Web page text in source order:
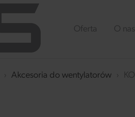
Oferta O nas
› Akcesoria do wentylatorów › KO